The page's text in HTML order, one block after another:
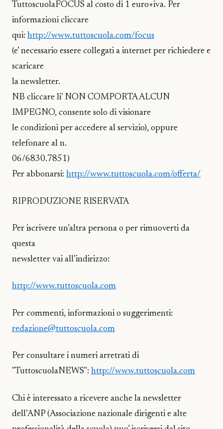
TuttoscuolaFOCUS al costo di 1 euro+iva. Per
informazioni cliccare
qui: http://www.tuttoscuola.com/focus
(e’ necessario essere collegati a internet per richiedere e
scaricare
la newsletter.
NB cliccare li’ NON COMPORTA ALCUN
IMPEGNO, consente solo di visionare
le condizioni per accedere al servizio), oppure
telefonare al n.
06/6830.7851)
Per abbonarsi: http://www.tuttoscuola.com/offerta/
RIPRODUZIONE RISERVATA
Per iscrivere un’altra persona o per rimuoverti da
questa
newsletter vai all’indirizzo:
http://www.tuttoscuola.com
Per commenti, informazioni o suggerimenti:
redazione@tuttoscuola.com
Per consultare i numeri arretrati di
"TuttoscuolaNEWS": http://www.tuttoscuola.com
Chi è interessato a ricevere anche la newsletter
dell’ANP (Associazione nazionale dirigenti e alte